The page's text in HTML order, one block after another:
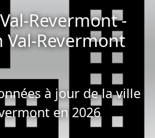
Revermont -
Revermont
à jour de la ville
en 2026